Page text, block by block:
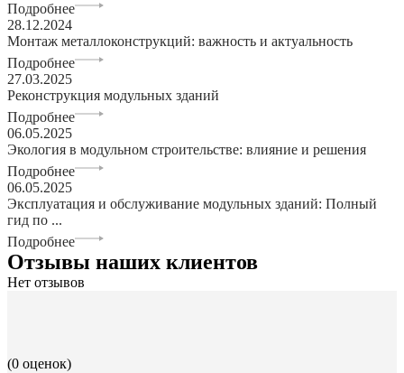
Подробнее
28.12.2024
Монтаж металлоконструкций: важность и актуальность
Подробнее
27.03.2025
Реконструкция модульных зданий
Подробнее
06.05.2025
Экология в модульном строительстве: влияние и решения
Подробнее
06.05.2025
Эксплуатация и обслуживание модульных зданий: Полный
гид по ...
Подробнее
Отзывы наших клиентов
Нет отзывов
(0 оценок)